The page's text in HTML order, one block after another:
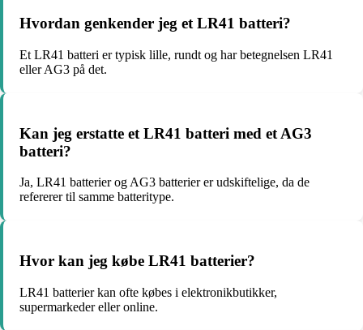
Hvordan genkender jeg et LR41 batteri?
Et LR41 batteri er typisk lille, rundt og har betegnelsen LR41
eller AG3 på det.
Kan jeg erstatte et LR41 batteri med et AG3
batteri?
Ja, LR41 batterier og AG3 batterier er udskiftelige, da de
refererer til samme batteritype.
Hvor kan jeg købe LR41 batterier?
LR41 batterier kan ofte købes i elektronikbutikker,
supermarkeder eller online.